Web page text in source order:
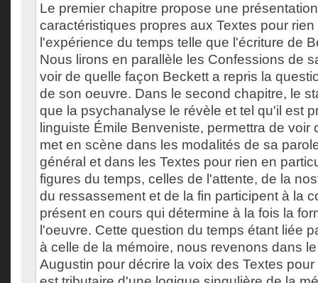
Le premier chapitre propose une
caractéristiques propres aux Textes pour
l'expérience du temps telle que l'écriture de
Nous lirons en parallèle les Confessions de
voir de quelle façon Beckett a repris la
de son oeuvre. Dans le second chapitre, le
que la psychanalyse le révèle et tel qu'il est
linguiste Émile Benveniste, permettra de voir
met en scène dans les modalités de sa
général et dans les Textes pour rien en
figures du temps, celles de l'attente, de la
du ressassement et de la fin participent à la
présent en cours qui détermine à la fois la
l'oeuvre. Cette question du temps étant liée
à celle de la mémoire, nous revenons dans
Augustin pour décrire la voix des Textes